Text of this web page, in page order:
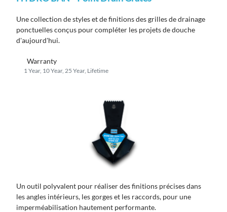
Unecollection de styles et de finitions des grilles de drainage
ponctuelles​​​​​​​ conçus pour compléter les projets de douche
d'aujourd'hui.
Warranty
1 Year, 10 Year, 25 Year, Lifetime
Un outil polyvalent pour réaliser des finitions précises dans
les angles intérieurs, les gorges et les raccords, pour une
imperméabilisation hautement performante.